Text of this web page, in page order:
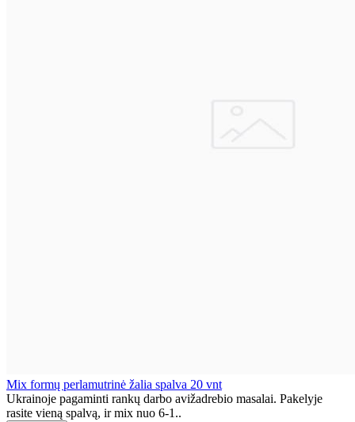
Mix formų perlamutrinė žalia spalva 20 vnt
Ukrainoje pagaminti rankų darbo avižadrebio masalai. Pakelyje
rasite vieną spalvą, ir mix nuo 6-1..